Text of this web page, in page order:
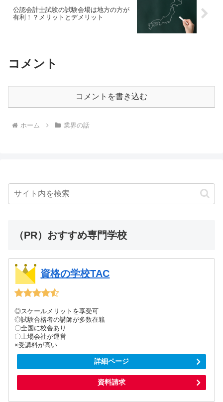
公認会計士試験の試験会場は地方の方が
有利！？メリットとデメリット
コメント
コメントを書き込む
ホーム 業界の話
（PR）おすすめ専門学校
資格の学校TAC
◎スケールメリットを享受可
◎試験合格者の講師が多数在籍
〇全国に校舎あり
〇上場会社が運営
×受講料が高い
詳細ページ
資料請求